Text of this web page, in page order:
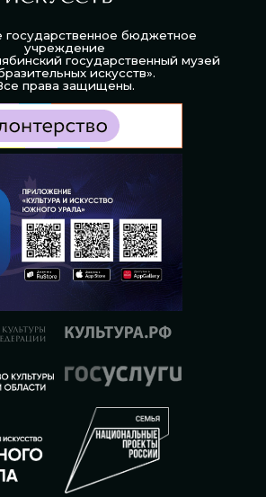
государственное бюджетное
учреждение
государственный музей
искусств».
права защищены.